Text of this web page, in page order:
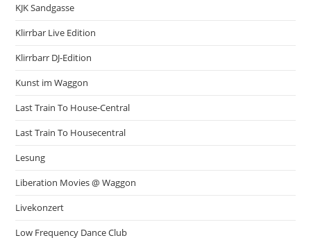
KJK Sandgasse
Klirrbar Live Edition
Klirrbarr DJ-Edition
Kunst im Waggon
Last Train To House-Central
Last Train To Housecentral
Lesung
Liberation Movies @ Waggon
Livekonzert
Low Frequency Dance Club